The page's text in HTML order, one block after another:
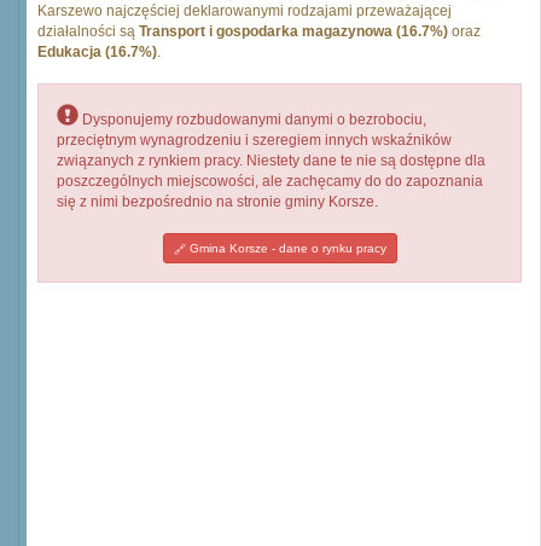
Karszewo najczęściej deklarowanymi rodzajami przeważającej
działalności są Transport i gospodarka magazynowa (16.7%) oraz
Edukacja (16.7%).
Dysponujemy rozbudowanymi danymi o bezrobociu,
przeciętnym wynagrodzeniu i szeregiem innych wskaźników
związanych z rynkiem pracy. Niestety dane te nie są dostępne dla
poszczególnych miejscowości, ale zachęcamy do do zapoznania
się z nimi bezpośrednio na stronie gminy Korsze.
Gmina Korsze - dane o rynku pracy